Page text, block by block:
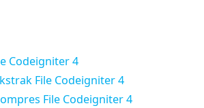
Codeigniter 4
File Codeigniter 4
File Codeigniter 4